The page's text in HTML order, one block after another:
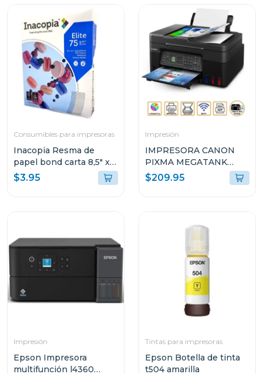
Consumibles para impresoras
Inacopia Resma de
papel bond carta 8,5" x
11" elite 75 500 hojas 20
lb
$3.95
Impresión
IMPRESORA CANON
PIXMA MEGATANK
INALÁMBRICA
MULTIFUNCIONAL G417
$209.95
Impresión
Epson Impresora
multifunción l4360
Tintas para impresoras
Epson Botella de tinta
t504 amarilla